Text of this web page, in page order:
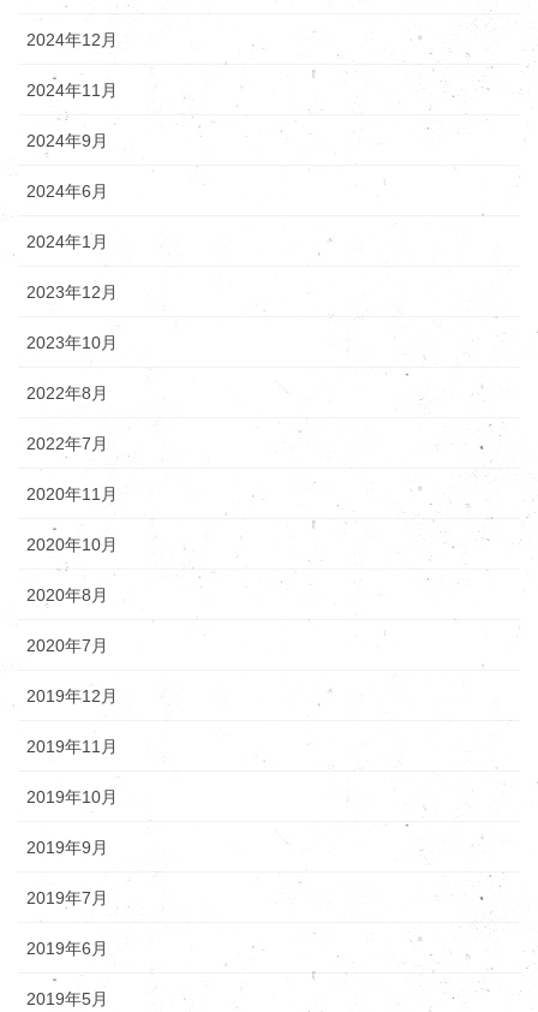
2024年12月
2024年11月
2024年9月
2024年6月
2024年1月
2023年12月
2023年10月
2022年8月
2022年7月
2020年11月
2020年10月
2020年8月
2020年7月
2019年12月
2019年11月
2019年10月
2019年9月
2019年7月
2019年6月
2019年5月